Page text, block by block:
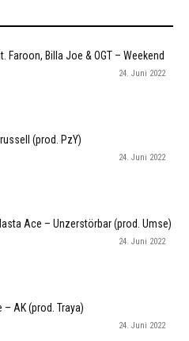
Faroon, Billa Joe & OGT – Weekend
24. Juni 2022
(prod. PzY)
24. Juni 2022
Ace – Unzerstörbar (prod. Umse)
24. Juni 2022
– AK (prod. Traya)
24. Juni 2022